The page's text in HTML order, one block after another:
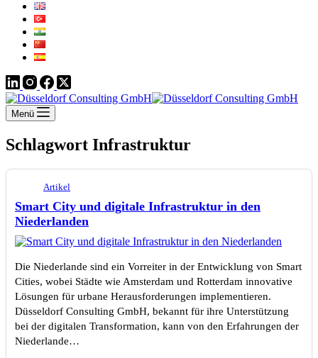
Menü
Schlagwort Infrastruktur
Artikel
Smart City und digitale Infrastruktur in den
Niederlanden
Die Niederlande sind ein Vorreiter in der Entwicklung von Smart
Cities, wobei Städte wie Amsterdam und Rotterdam innovative
Lösungen für urbane Herausforderungen implementieren.
Düsseldorf Consulting GmbH, bekannt für ihre Unterstützung
bei der digitalen Transformation, kann von den Erfahrungen der
Niederlande…